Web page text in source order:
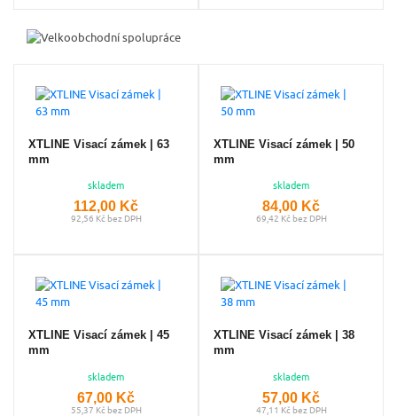
XTLINE Visací zámek | 63
mm
skladem
112,00 Kč
92,56 Kč bez DPH
XTLINE Visací zámek | 50
mm
skladem
84,00 Kč
69,42 Kč bez DPH
XTLINE Visací zámek | 45
mm
skladem
67,00 Kč
55,37 Kč bez DPH
XTLINE Visací zámek | 38
mm
skladem
57,00 Kč
47,11 Kč bez DPH